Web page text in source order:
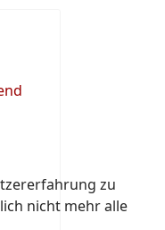
zu
nicht mehr alle